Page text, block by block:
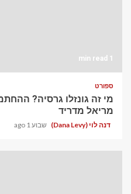
1 min read
ספורט
מי זה גונזלו גרסיה?
מריאל מדריד
דנה לוי (Dana Levy) שבוע 1 ago